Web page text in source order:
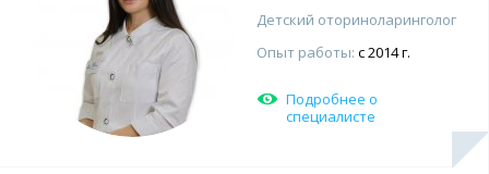
Детский оториноларинголог
Опыт работы: с 2014 г.
Подробнее о
специалисте